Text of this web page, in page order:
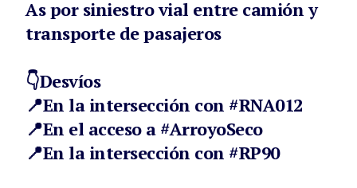
As por siniestro vial entre camión y
transporte de pasajeros
👇Desvíos
📍En la intersección con #RNA012
📍En el acceso a #ArroyoSeco
📍En la intersección con #RP90